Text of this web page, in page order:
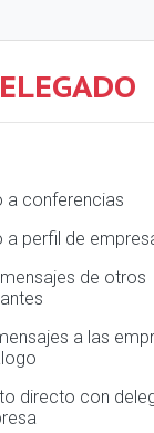
a conferencias
a perfil de
de otros
a las
directo con